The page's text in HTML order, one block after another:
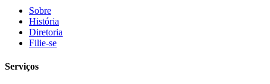
Sobre
História
Diretoria
Filie-se
Serviços